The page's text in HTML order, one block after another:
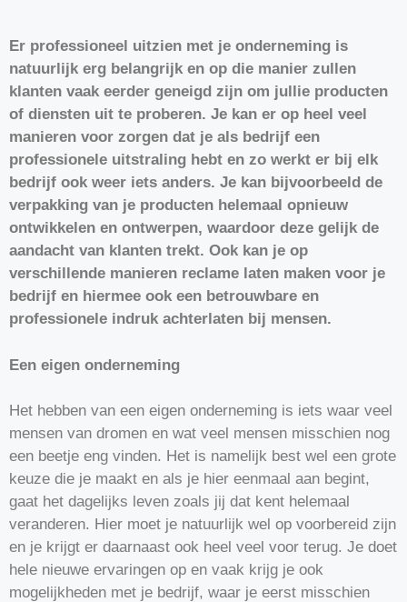
Er professioneel uitzien met je onderneming is
natuurlijk erg belangrijk en op die manier zullen
klanten vaak eerder geneigd zijn om jullie producten
of diensten uit te proberen. Je kan er op heel veel
manieren voor zorgen dat je als bedrijf een
professionele uitstraling hebt en zo werkt er bij elk
bedrijf ook weer iets anders. Je kan bijvoorbeeld de
verpakking van je producten helemaal opnieuw
ontwikkelen en ontwerpen, waardoor deze gelijk de
aandacht van klanten trekt. Ook kan je op
verschillende manieren reclame laten maken voor je
bedrijf en hiermee ook een betrouwbare en
professionele indruk achterlaten bij mensen.
Een eigen onderneming
Het hebben van een eigen onderneming is iets waar veel
mensen van dromen en wat veel mensen misschien nog
een beetje eng vinden. Het is namelijk best wel een grote
keuze die je maakt en als je hier eenmaal aan begint,
gaat het dagelijks leven zoals jij dat kent helemaal
veranderen. Hier moet je natuurlijk wel op voorbereid zijn
en je krijgt er daarnaast ook heel veel voor terug. Je doet
hele nieuwe ervaringen op en vaak krijg je ook
mogelijkheden met je bedrijf, waar je eerst misschien